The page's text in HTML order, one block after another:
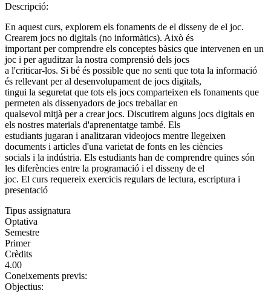
Descripció:
En aquest curs, explorem els fonaments de el disseny de el joc.
Crearem jocs no digitals (no informàtics). Això és
important per comprendre els conceptes bàsics que intervenen en un
joc i per aguditzar la nostra comprensió dels jocs
a l'criticar-los. Si bé és possible que no senti que tota la informació
és rellevant per al desenvolupament de jocs digitals,
tingui la seguretat que tots els jocs comparteixen els fonaments que
permeten als dissenyadors de jocs treballar en
qualsevol mitjà per a crear jocs. Discutirem alguns jocs digitals en
els nostres materials d'aprenentatge també. Els
estudiants jugaran i analitzaran videojocs mentre llegeixen
documents i articles d'una varietat de fonts en les ciències
socials i la indústria. Els estudiants han de comprendre quines són
les diferències entre la programació i el disseny de el
joc. El curs requereix exercicis regulars de lectura, escriptura i
presentació
Tipus assignatura
Optativa
Semestre
Primer
Crèdits
4.00
Coneixements previs:
Objectius: